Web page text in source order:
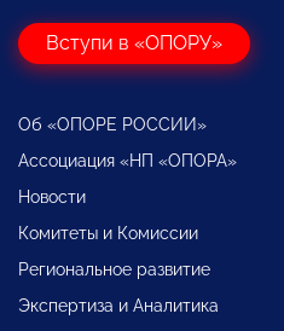
Вступи в «ОПОРУ»
Об «ОПОРЕ РОССИИ»
Ассоциация «НП «ОПОРА»
Новости
Комитеты и Комиссии
Региональное развитие
Экспертиза и Аналитика